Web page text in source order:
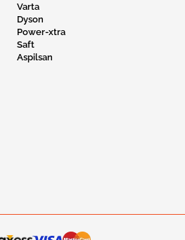
Varta
Dyson
Power-xtra
Saft
Aspilsan